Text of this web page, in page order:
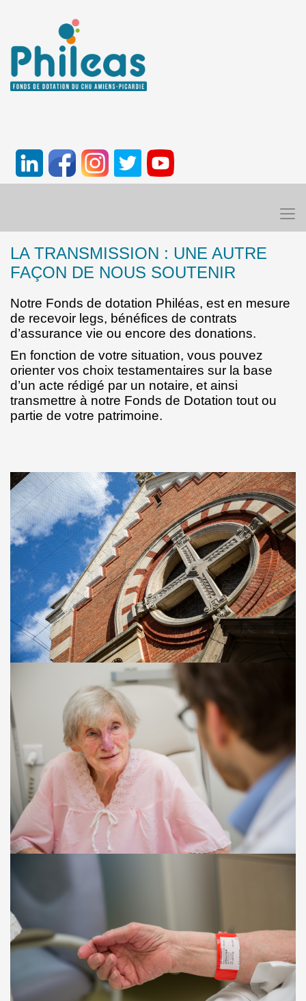
LA TRANSMISSION : UNE AUTRE
FAÇON DE NOUS SOUTENIR
Notre Fonds de dotation Philéas, est en mesure
de recevoir legs, bénéfices de contrats
d’assurance vie ou encore des donations.
En fonction de votre situation, vous pouvez
orienter vos choix testamentaires sur la base
d’un acte rédigé par un notaire, et ainsi
transmettre à notre Fonds de Dotation tout ou
partie de votre patrimoine.